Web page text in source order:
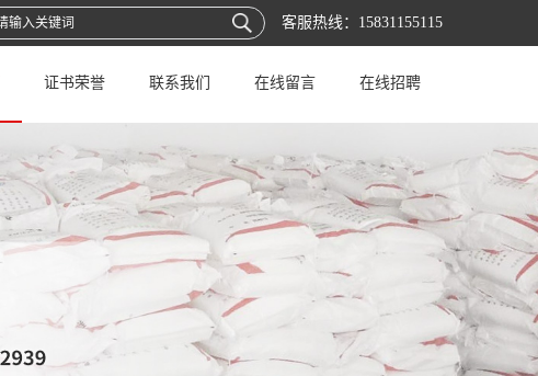
客服热线： 15831155115
证书荣誉 联系我们 在线留言 在线招聘